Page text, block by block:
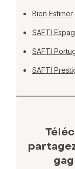
Bien Estimer
SAFTI
SAFTI
SAFTI